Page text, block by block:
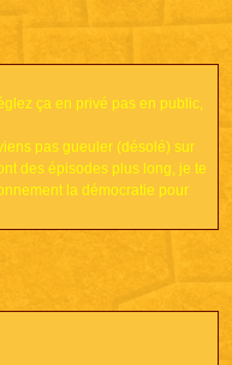
ça en privé pas en public,
pas gueuler (désolé) sur
des épisodes plus long, je te
la démocratie pour